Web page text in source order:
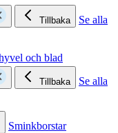
Tillbaka
Se alla
och blad
Tillbaka
Se alla
Sminkborstar